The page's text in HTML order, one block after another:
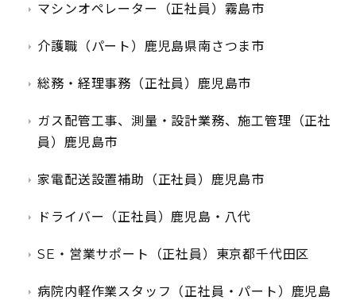
マシンオペレーター（正社員）霧島市
介護職（パート）鹿児島県南さつま市
総務・経理事務（正社員）鹿児島市
ガス配管工事、測量・設計業務、施工管理（正社
員）鹿児島市
家電配送設置補助（正社員）鹿児島市
ドライバー（正社員）鹿児島・八代
SE・営業サポート（正社員）東京都千代田区
病院内軽作業スタッフ（正社員・パート）鹿児島